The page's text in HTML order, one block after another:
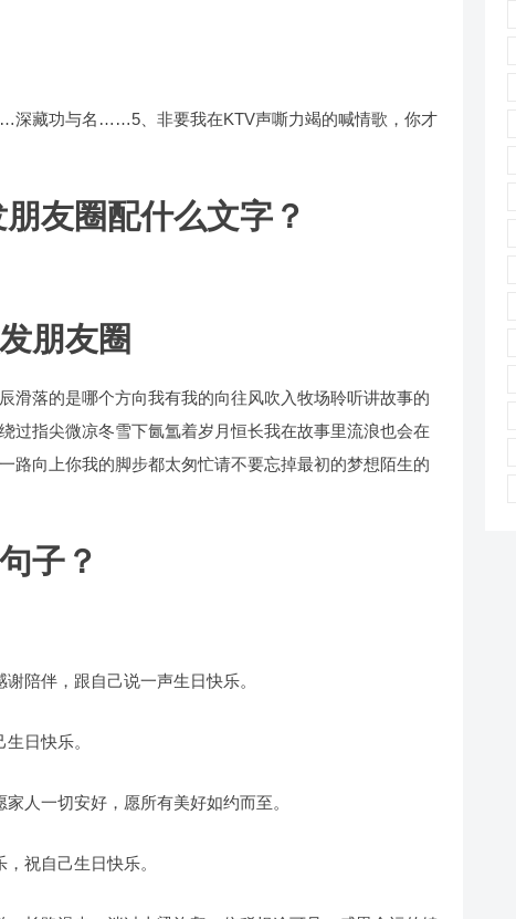
深藏功与名……5、非要我在KTV声嘶力竭的喊情歌，你才
友圈配什么文字？
朋友圈
滑落的是哪个方向我有我的向往风吹入牧场聆听讲故事的
过指尖微凉冬雪下氤氲着岁月恒长我在故事里流浪也会在
路向上你我的脚步都太匆忙请不要忘掉最初的梦想陌生的
子？
陪伴，跟自己说一声生日快乐。
日快乐。
人一切安好，愿所有美好如约而至。
祝自己生日快乐。